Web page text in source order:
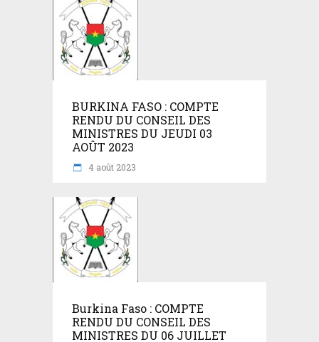
BURKINA FASO : COMPTE
RENDU DU CONSEIL DES
MINISTRES DU JEUDI 03
AOÛT 2023
4 août 2023
Burkina Faso : COMPTE
RENDU DU CONSEIL DES
MINISTRES DU 06 JUILLET